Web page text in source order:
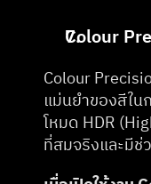
Colour
Colour
แม่นยำของสีใน
โหมด HDR
ที่สมจริงและมีช่